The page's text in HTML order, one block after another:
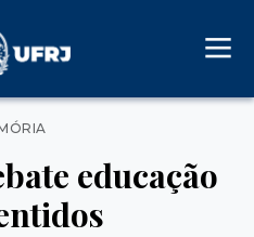
Categorias
educação